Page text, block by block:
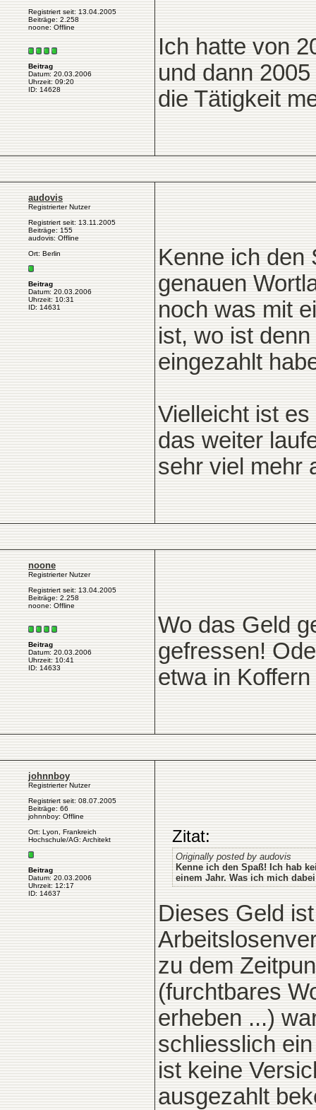
Registriert seit: 13.04.2005
Beiträge: 2.258
noone: Offline
Beitrag
Datum: 20.03.2006
Uhrzeit: 09:20
ID: 14628
Ich hatte von
und dann
die Tätigkeit
audovis
Registrierter Nutzer
Registriert seit: 13.11.2005
Beiträge: 155
audovis: Offline
Ort: Berlin
Beitrag
Datum: 20.03.2006
Uhrzeit: 10:31
ID: 14631
Kenne ich den
genauen
noch was mit
ist, wo ist
eingezahlt
Vielleicht ist
das weiter
sehr viel mehr
noone
Registrierter Nutzer
Registriert seit: 13.04.2005
Beiträge: 2.258
noone: Offline
Beitrag
Datum: 20.03.2006
Uhrzeit: 10:41
ID: 14633
Wo das Geld
gefressen!
etwa in
johnnboy
Registrierter Nutzer
Registriert seit: 08.07.2005
Beiträge: 66
johnnboy: Offline
Ort: Lyon, Frankreich
Hochschule/AG: Architekt
Beitrag
Datum: 20.03.2006
Uhrzeit: 12:17
ID: 14637
Zitat:
Originally posted by audovis
Kenne ich den Spaß! Ich hab
einem Jahr. Was ich mich
Dieses Geld
zu dem
(furchtbares
erheben ...)
schliesslich
ist keine
ausgezahlt